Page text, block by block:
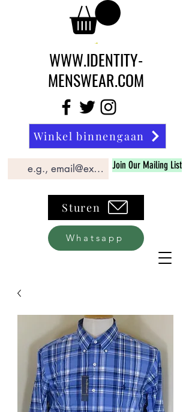
WWW.IDENTITY-
MENSWEAR.COM
Winkel binnengaan
Join Our Mailing List
Sturen
Whatsapp